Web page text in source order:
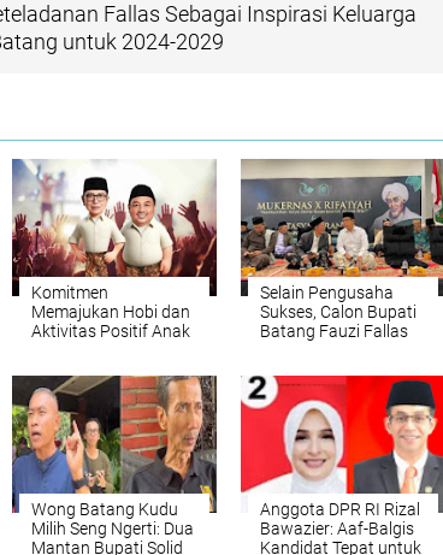
Fallas Sebagai Inspirasi Keluarga
untuk 2024-2029
Komitmen
Memajukan Hobi dan
Aktivitas Positif Anak
Kegiatan Konser dan
Olahraga E-Sport
Selain Pengusaha
Sukses, Calon Bupati
Batang Fauzi Fallas
Kalangan Wong
Batang
Wong Batang Kudu
Milih Seng Ngerti: Dua
Mantan Bupati Solid
Anggota DPR RI Rizal
Bawazier: Aaf-Balgis
Kandidat Tepat untuk